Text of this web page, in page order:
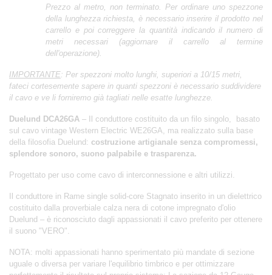
Prezzo al metro, non terminato. Per ordinare uno spezzone
della lunghezza richiesta, è necessario inserire il prodotto nel
carrello e poi correggere la quantità indicando il numero di
metri necessari (aggiornare il carrello al termine
dell'operazione).
IMPORTANTE: Per spezzoni molto lunghi, superiori a 10/15 metri,
fateci cortesemente sapere in quanti spezzoni è necessario suddividere
il cavo e ve li forniremo già tagliati nelle esatte lunghezze.
Duelund DCA26GA – Il conduttore costituito da un filo singolo, basato
sul cavo vintage Western Electric WE26GA, ma realizzato sulla base
della filosofia Duelund: costruzione artigianale senza compromessi,
splendore sonoro, suono palpabile e trasparenza.
Progettato per uso come cavo di interconnessione e altri utilizzi.
Il conduttore in Rame single solid-core Stagnato inserito in un dielettrico
costituito dalla proverbiale calza nera di cotone impregnato d'olio
Duelund – è riconosciuto dagli appassionati il cavo preferito per ottenere
il suono "VERO".
NOTA: molti appassionati hanno sperimentato più mandate di sezione
uguale o diversa per variare l'equilibrio timbrico e per ottimizzare